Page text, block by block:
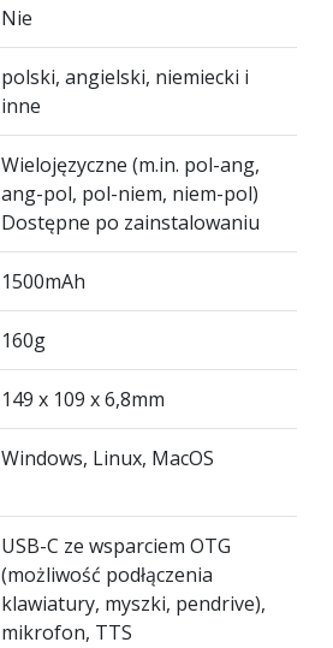
Nie
polski, angielski, niemiecki i
inne
Wielojęzyczne (m.in. pol-ang,
ang-pol, pol-niem, niem-pol)
Dostępne po zainstalowaniu
1500mAh
160g
149 x 109 x 6,8mm
Windows, Linux, MacOS
USB-C ze wsparciem OTG
(możliwość podłączenia
klawiatury, myszki, pendrive),
mikrofon, TTS